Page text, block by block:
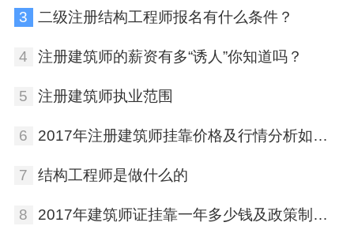
3 二级注册结构工程师报名有什么条件？
4 注册建筑师的薪资有多“诱人”你知道吗？
5 注册建筑师执业范围
6 2017年注册建筑师挂靠价格及行情分析如何？
7 结构工程师是做什么的
8 2017年建筑师证挂靠一年多少钱及政策制度？